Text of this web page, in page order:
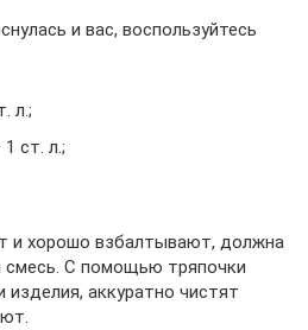
и вас, воспользуйтесь
л.;
ст. л.;
и хорошо взбалтывают, должна
смесь. С помощью тряпочки
изделия, аккуратно чистят